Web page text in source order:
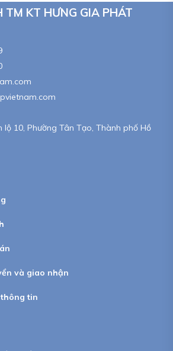
TM KT HƯNG GIA PHÁT
lộ 10, Phường Tân Tạo, Thành phố Hồ
và giao nhận
tin